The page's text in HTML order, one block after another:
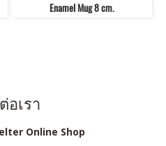
Enamel Mug 8 cm.
อเรา
Online Shop